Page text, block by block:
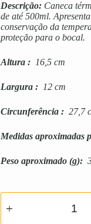
Descrição: Caneca
de até 500ml.
conservação da
proteção para o bocal.
Altura : 16,5 cm
Largura : 12 cm
Circunferência : 27,7
Medidas aproximadas
Peso aproximado (g):